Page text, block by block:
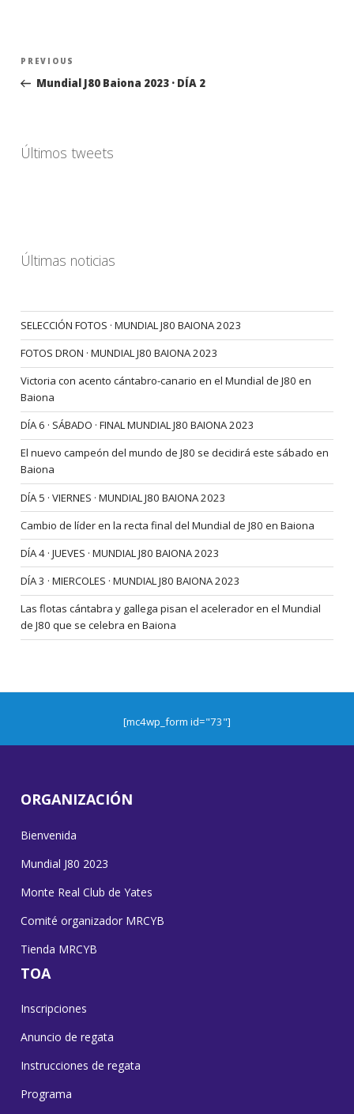
Navegación
entradas
Previous
Post
PREVIOUS
Mundial J80 Baiona 2023 · DÍA 2
Últimos tweets
Últimas noticias
SELECCIÓN FOTOS · MUNDIAL J80 BAIONA 2023
FOTOS DRON · MUNDIAL J80 BAIONA 2023
Victoria con acento cántabro-canario en el Mundial de J80 en
Baiona
DÍA 6 · SÁBADO · FINAL MUNDIAL J80 BAIONA 2023
El nuevo campeón del mundo de J80 se decidirá este sábado en
Baiona
DÍA 5 · VIERNES · MUNDIAL J80 BAIONA 2023
Cambio de líder en la recta final del Mundial de J80 en Baiona
DÍA 4 · JUEVES · MUNDIAL J80 BAIONA 2023
DÍA 3 · MIERCOLES · MUNDIAL J80 BAIONA 2023
Las flotas cántabra y gallega pisan el acelerador en el Mundial
de J80 que se celebra en Baiona
[mc4wp_form id="73"]
ORGANIZACIÓN
Bienvenida
Mundial J80 2023
Monte Real Club de Yates
Comité organizador MRCYB
Tienda MRCYB
TOA
Inscripciones
Anuncio de regata
Instrucciones de regata
Programa